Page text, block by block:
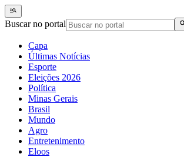
Buscar no portal
Capa
Últimas Notícias
Esporte
Eleições 2026
Política
Minas Gerais
Brasil
Mundo
Agro
Entretenimento
Eloos